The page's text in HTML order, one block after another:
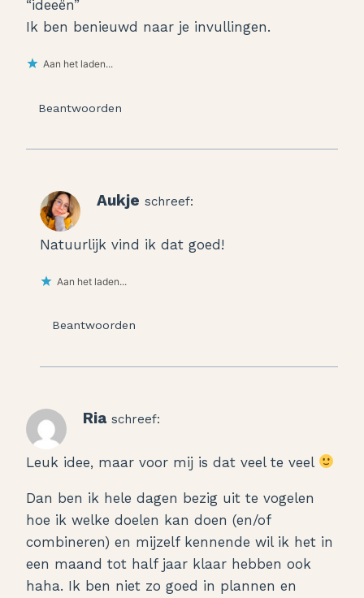
“ideeën”
Ik ben benieuwd naar je invullingen.
Aan het laden...
Beantwoorden
Aukje schreef:
Natuurlijk vind ik dat goed!
Aan het laden...
Beantwoorden
Ria schreef:
Leuk idee, maar voor mij is dat veel te veel
Dan ben ik hele dagen bezig uit te vogelen
hoe ik welke doelen kan doen (en/of
combineren) en mijzelf kennende wil ik het in
een maand tot half jaar klaar hebben ook
haha. Ik ben niet zo goed in plannen en